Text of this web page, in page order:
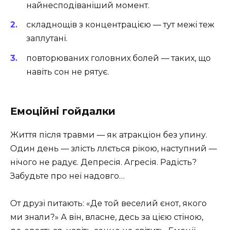
найнесподіваніший момент.
складнощів з концентрацією — тут межі теж
заплутані.
повторюваних головних болей — таких, що
навіть сон не рятує.
Емоційні гойдалки
Життя після травми — як атракціон без упину.
Один день — злість ллється рікою, наступний —
нічого не радує. Депресія. Агресія. Радість?
Забудьте про неї надовго…
От друзі питають: «Де той веселий єнот, якого
ми знали?» А він, власне, десь за цією стіною,